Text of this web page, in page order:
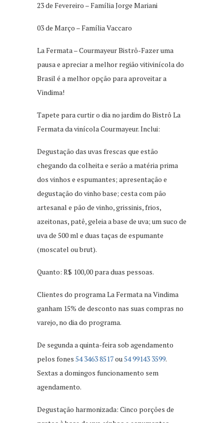
23 de Fevereiro – Família Jorge Mariani
03 de Março – Família Vaccaro
La Fermata – Courmayeur Bistrô-Fazer uma
pausa e apreciar a melhor região vitivinícola do
Brasil é a melhor opção para aproveitar a
Vindima!
Tapete para curtir o dia no jardim do Bistrô La
Fermata da vinícola Courmayeur. Inclui:
Degustação das uvas frescas que estão
chegando da colheita e serão a matéria prima
dos vinhos e espumantes; apresentação e
degustação do vinho base; cesta com pão
artesanal e pão de vinho, grissinis, frios,
azeitonas, patê, geleia a base de uva; um suco de
uva de 500 ml e duas taças de espumante
(moscatel ou brut).
Quanto: R$ 100,00 para duas pessoas.
Clientes do programa La Fermata na Vindima
ganham 15% de desconto nas suas compras no
varejo, no dia do programa.
De segunda a quinta-feira sob agendamento
pelos fones 54 3463 8517ou54 99143 3599.
Sextas a domingos funcionamento sem
agendamento.
Degustação harmonizada: Cinco porções de